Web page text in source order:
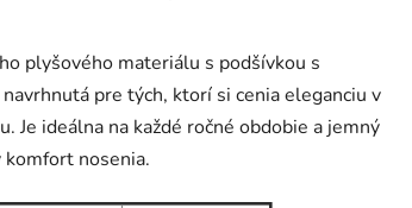
plyšového materiálu s podšívkou s
pre tých, ktorí si cenia eleganciu v
Je ideálna na každé ročné obdobie a jemný
nosenia.